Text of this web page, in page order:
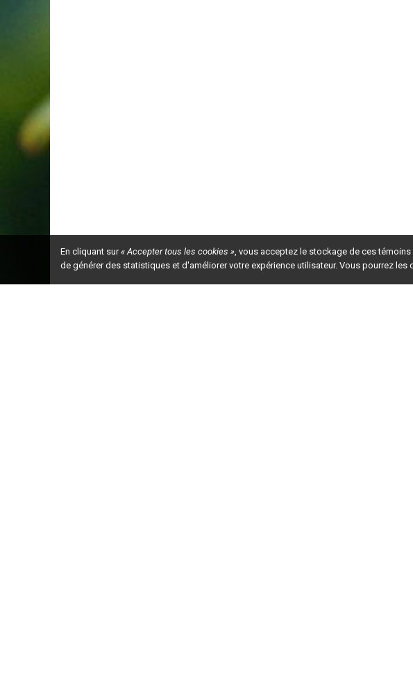
En cliquant sur« Accepter tous les cookies », vous acceptez le stockage de ces
de générer des statistiques et d'améliorer votre expérience utilisateur. Vous pourrez